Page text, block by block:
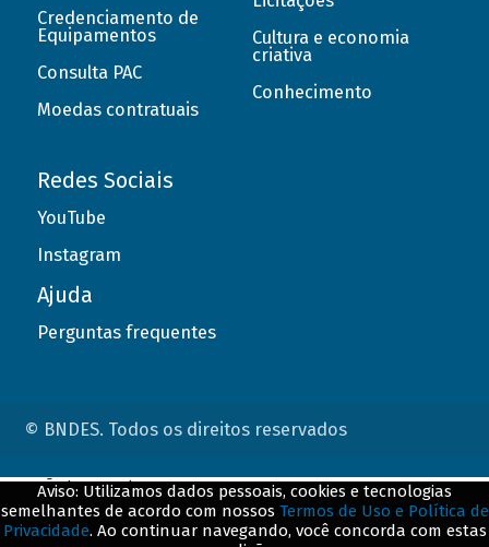
Credenciamento de
Equipamentos
Consulta PAC
Moedas contratuais
Cultura e economia
criativa
Conhecimento
Redes Sociais
YouTube
Instagram
Ajuda
Perguntas frequentes
© BNDES. Todos os direitos reservados
Aviso: Utilizamos dados pessoais, cookies e tecnologias
semelhantes de acordo com nossos Termos de Uso e Política de
Privacidade. Ao continuar navegando, você concorda com estas
ConteÃºdo complementar
${title}${badge}